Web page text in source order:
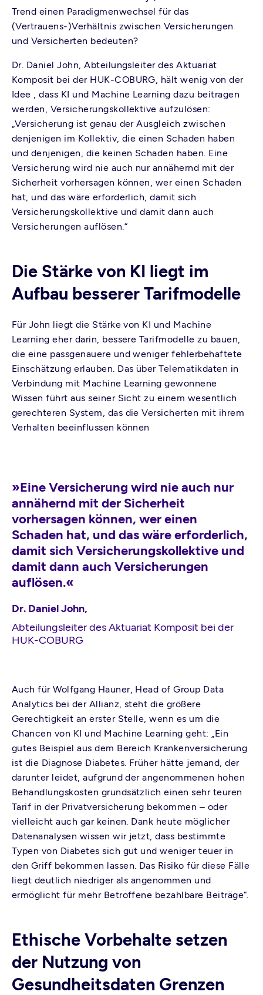
Trend einen Paradigmenwechsel für das
(Vertrauens-)Verhältnis zwischen Versicherungen
und Versicherten bedeuten?
Dr. Daniel John, Abteilungsleiter des Aktuariat
Komposit bei der HUK-COBURG, hält wenig von der
Idee , dass KI und Machine Learning dazu beitragen
werden, Versicherungskollektive aufzulösen:
„Versicherung ist genau der Ausgleich zwischen
denjenigen im Kollektiv, die einen Schaden haben
und denjenigen, die keinen Schaden haben. Eine
Versicherung wird nie auch nur annähernd mit der
Sicherheit vorhersagen können, wer einen Schaden
hat, und das wäre erforderlich, damit sich
Versicherungskollektive und damit dann auch
Versicherungen auflösen.“
Die Stärke von KI liegt im
Aufbau besserer Tarifmodelle
Für John liegt die Stärke von KI und Machine
Learning eher darin, bessere Tarifmodelle zu bauen,
die eine passgenauere und weniger fehlerbehaftete
Einschätzung erlauben. Das über Telematikdaten in
Verbindung mit Machine Learning gewonnene
Wissen führt aus seiner Sicht zu einem wesentlich
gerechteren System, das die Versicherten mit ihrem
Verhalten beeinflussen können
»Eine Versicherung wird nie auch nur
annähernd mit der Sicherheit
vorhersagen können, wer einen
Schaden hat, und das wäre erforderlich,
damit sich Versicherungskollektive und
damit dann auch Versicherungen
auflösen.«
Dr. Daniel John,
Abteilungsleiter des Aktuariat Komposit bei der
HUK-COBURG
Auch für Wolfgang Hauner, Head of Group Data
Analytics bei der Allianz, steht die größere
Gerechtigkeit an erster Stelle, wenn es um die
Chancen von KI und Machine Learning geht: „Ein
gutes Beispiel aus dem Bereich Krankenversicherung
ist die Diagnose Diabetes. Früher hätte jemand, der
darunter leidet, aufgrund der angenommenen hohen
Behandlungskosten grundsätzlich einen sehr teuren
Tarif in der Privatversicherung bekommen – oder
vielleicht auch gar keinen. Dank heute möglicher
Datenanalysen wissen wir jetzt, dass bestimmte
Typen von Diabetes sich gut und weniger teuer in
den Griff bekommen lassen. Das Risiko für diese Fälle
liegt deutlich niedriger als angenommen und
ermöglicht für mehr Betroffene bezahlbare Beiträge“.
Ethische Vorbehalte setzen
der Nutzung von
Gesundheitsdaten Grenzen